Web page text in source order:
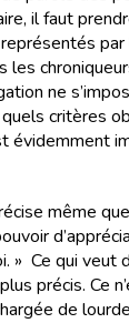
il faut
par
les
ne
critères
évidemment
même
Ce qui veut
précis. Ce
de